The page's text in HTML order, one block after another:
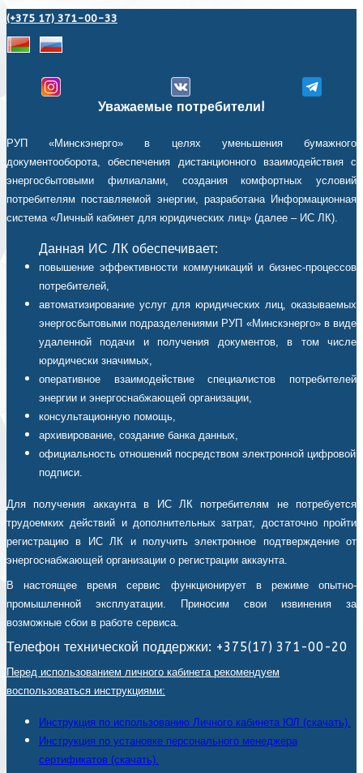
(+375 17) 371-00-33
Уважаемые потребители!
РУП «Минскэнерго» в целях уменьшения бумажного
документооборота, обеспечения дистанционного взаимодействия с
энергосбытовыми филиалами, создания комфортных условий
потребителям поставляемой энергии, разработана Информационная
система «Личный кабинет для юридических лиц» (далее – ИС ЛК).
Данная ИС ЛК обеспечивает:
повышение эффективности коммуникаций и бизнес-процессов
потребителей,
автоматизирование услуг для юридических лиц, оказываемых
энергосбытовыми подразделениями РУП «Минскэнерго» в виде
удаленной подачи и получения документов, в том числе
юридически значимых,
оперативное взаимодействие специалистов потребителей
энергии и энергоснабжающей организации,
консультационную помощь,
архивирование, создание банка данных,
официальность отношений посредством электронной цифровой
подписи.
Для получения аккаунта в ИС ЛК потребителям не потребуется
трудоемких действий и дополнительных затрат, достаточно пройти
регистрацию в ИС ЛК и получить электронное подтверждение от
энергоснабжающей организации о регистрации аккаунта.
В настоящее время сервис функционирует в режиме опытно-
промышленной эксплуатации. Приносим свои извинения за
возможные сбои в работе сервиса.
Телефон технической поддержки: +375(17) 371-00-20
Перед использованием личного кабинета рекомендуем
воспользоваться инструкциями:
Инструкция по использованию Личного кабинета ЮЛ (скачать).
Инструкция по установке персонального менеджера
сертификатов (скачать).